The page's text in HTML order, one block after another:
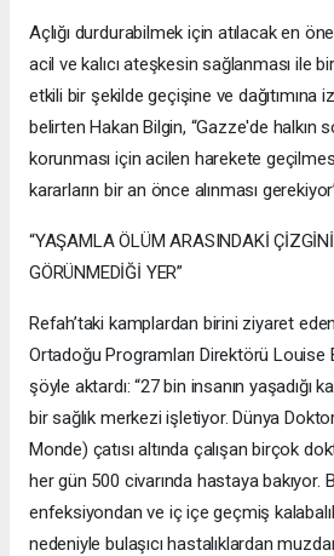
Açlığı durdurabilmek için atılacak en
acil ve kalıcı ateşkesin sağlanması ile
etkili bir şekilde geçişine ve dağıtımına
belirten Hakan Bilgin, “Gazze'de halkın
korunması için acilen harekete
kararların bir an önce alınması
“YAŞAMLA ÖLÜM ARASINDAKİ
GÖRÜNMEDİĞİ YER”
Refah’taki kamplardan birini ziyaret eden
Ortadoğu Programları Direktörü
şöyle aktardı: “27 bin insanın yaşadığı
bir sağlık merkezi işletiyor. Dünya
Monde) çatısı altında çalışan birçok
her gün 500 civarında hastaya bakıyor.
enfeksiyondan ve iç içe geçmiş
nedeniyle bulaşıcı hastalıklardan